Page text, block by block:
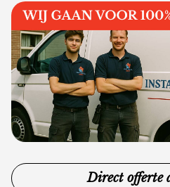
Direct offerte